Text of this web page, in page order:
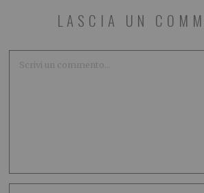
LASCIA UN